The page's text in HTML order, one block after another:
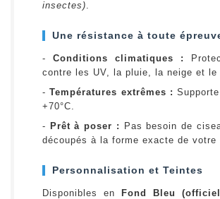
insectes).
Une résistance à toute
- Conditions climatiques :
contre les UV, la pluie, la neige et le
-Températures extrêmes :
+70°C.
- Prêt à poser :
Pas besoin de
découpés à la forme exacte de votre
Personnalisation et Teintes
Disponibles en Fond Bleu